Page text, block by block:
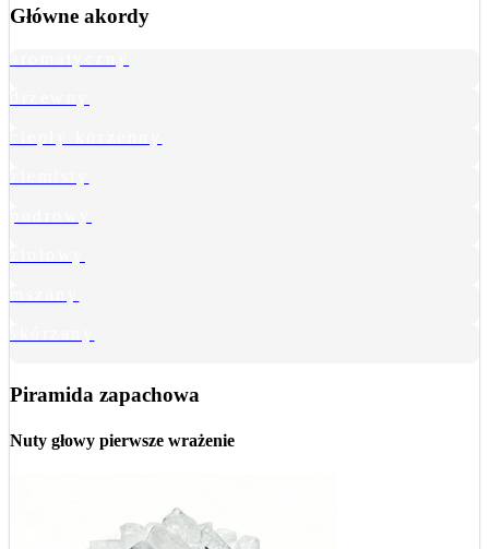
Główne akordy
Piramida zapachowa
Nuty głowy pierwsze wrażenie